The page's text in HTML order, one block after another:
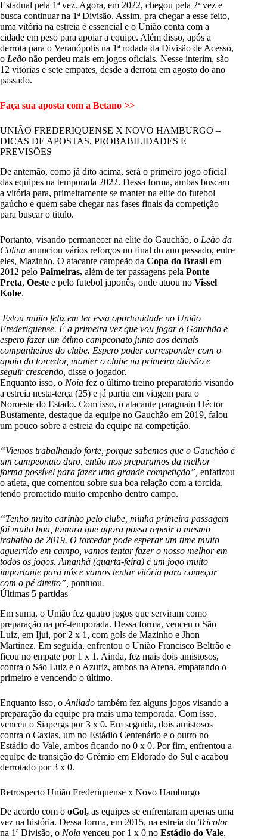
Estadual pela 1ª vez. Agora, em 2022, chegou pela 2ª vez e
busca continuar na 1ª Divisão. Assim, pra chegar a esse feito,
uma vitória na estreia é essencial e o União conta com a
cidade em peso para apoiar a equipe. Além disso, após a
derrota para o Veranópolis na 1ª rodada da Divisão de Acesso,
o Leão não perdeu mais em jogos oficiais. Nesse ínterim, são
12 vitórias e sete empates, desde a derrota em agosto do ano
passado.
Faça sua aposta com a Betano >>
UNIÃO FREDERIQUENSE X NOVO HAMBURGO –
DICAS DE APOSTAS, PROBABILIDADES E
PREVISÕES
De antemão, como já dito acima, será o primeiro jogo oficial
das equipes na temporada 2022. Dessa forma, ambas buscam
a vitória para, primeiramente se manter na elite do futebol
gaúcho e quem sabe chegar nas fases finais da competição
para buscar o titulo.
Portanto, visando permanecer na elite do Gauchão, o Leão da
Colina anunciou vários reforços no final do ano passado, entre
eles, Mazinho. O atacante campeão da Copa do Brasil em
2012 pelo Palmeiras, além de ter passagens pela Ponte
Preta, Oeste e pelo futebol japonês, onde atuou no Vissel
Kobe.
Estou muito feliz em ter essa oportunidade no União
Frederiquense. É a primeira vez que vou jogar o Gauchão e
espero fazer um ótimo campeonato junto aos demais
companheiros do clube. Espero poder corresponder com o
apoio do torcedor, manter o clube na primeira divisão e
seguir crescendo, disse o jogador.
Enquanto isso, o Noia fez o último treino preparatório visando
a estreia nesta-terça (25) e já partiu em viagem para o
Noroeste do Estado. Com isso, o atacante paraguaio Héctor
Bustamente, destaque da equipe no Gauchão em 2019, falou
um pouco sobre a estreia da equipe na competição.
“Viemos trabalhando forte, porque sabemos que o Gauchão é
um campeonato duro, então nos preparamos da melhor
forma possível para fazer uma grande competição”, enfatizou
o atleta, que comentou sobre sua boa relação com a torcida,
tendo prometido muito empenho dentro campo.
“Tenho muito carinho pelo clube, minha primeira passagem
foi muito boa, tomara que agora possa repetir o mesmo
trabalho de 2019. O torcedor pode esperar um time muito
aguerrido em campo, vamos tentar fazer o nosso melhor em
todos os jogos. Amanhã (quarta-feira) é um jogo muito
importante para nós e vamos tentar vitória para começar
com o pé direito”, pontuou.
Últimas 5 partidas
Em suma, o União fez quatro jogos que serviram como
preparação na pré-temporada. Dessa forma, venceu o São
Luiz, em Ijui, por 2 x 1, com gols de Mazinho e Jhon
Martinez. Em seguida, enfrentou o União Francisco Beltrão e
ficou no empate por 1 x 1. Ainda, fez mais dois amistosos,
contra o São Luiz e o Azuriz, ambos na Arena, empatando o
primeiro e vencendo o último.
Enquanto isso, o Anilado também fez alguns jogos visando a
preparação da equipe pra mais uma temporada. Com isso,
venceu o Siapergs por 3 x 0. Em seguida, dois amistosos
contra o Caxias, um no Estádio Centenário e o outro no
Estádio do Vale, ambos ficando no 0 x 0. Por fim, enfrentou a
equipe de transição do Grêmio em Eldorado do Sul e acabou
derrotado por 3 x 0.
Retrospecto União Frederiquense x Novo Hamburgo
De acordo com o oGol, as equipes se enfrentaram apenas uma
vez na história. Dessa forma, em 2015, na estreia do Tricolor
na 1ª Divisão, o Noia venceu por 1 x 0 no Estádio do Vale.